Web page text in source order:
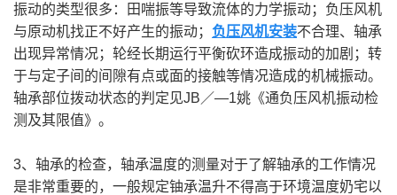
振动的类型很多：田喘振等导致流体的力学振动；负压风机
与原动机找正不好产生的振动； 负压风机安装不合理、轴承
出现异常情况；轮经长期运行平衡砍环造成振动的加剧；转
于与定子间的间隙有点或面的接触等情况造成的机械振动。
轴承部位拨动状态的判定见JB／—1姚《通负压风机振动检
测及其限值》。
3、轴承的检查，轴承温度的测量对于了解轴承的工作情况
是非常重要的，一般规定铀承温升不得高于环境温度奶宅以